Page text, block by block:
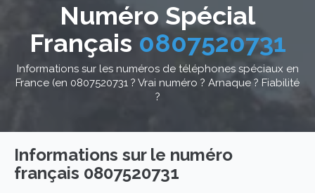
Numéro Spécial
Français 0807520731
Informations sur les numéros de téléphones spéciaux en
France (en 0807520731 ? Vrai numéro ? Arnaque ? Fiabilité
?
Informations sur le numéro
français 0807520731